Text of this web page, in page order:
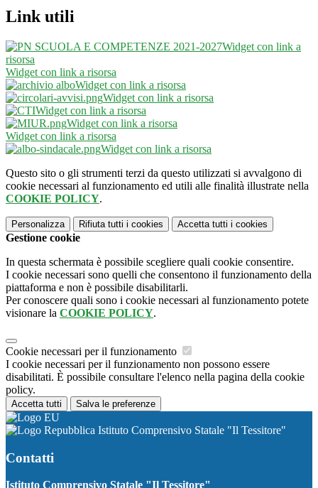
Link utili
Widget con link a
risorsa
Widget con link a risorsa
Widget con link a risorsa
Widget con link a risorsa
Widget con link a risorsa
Widget con link a risorsa
Widget con link a risorsa
Widget con link a risorsa
Questo sito o gli strumenti terzi da questo utilizzati si avvalgono di
cookie necessari al funzionamento ed utili alle finalità illustrate nella
COOKIE POLICY.
Personalizza Rifiuta tutti i cookies Accetta tutti i cookies
Gestione cookie
In questa schermata è possibile scegliere quali cookie consentire.
I cookie necessari sono quelli che consentono il funzionamento della
piattaforma e non è possibile disabilitarli.
Per conoscere quali sono i cookie necessari al funzionamento potete
visionare la COOKIE POLICY.
Cookie necessari per il funzionamento
I cookie necessari per il funzionamento non possono essere
disabilitati. È possibile consultare l'elenco nella pagina della cookie
policy.
Accetta tutti Salva le preferenze
Istituto Comprensivo Statale "Il Tessitore"
Contatti
Istituto Comprensivo Statale "Il Tessitore"